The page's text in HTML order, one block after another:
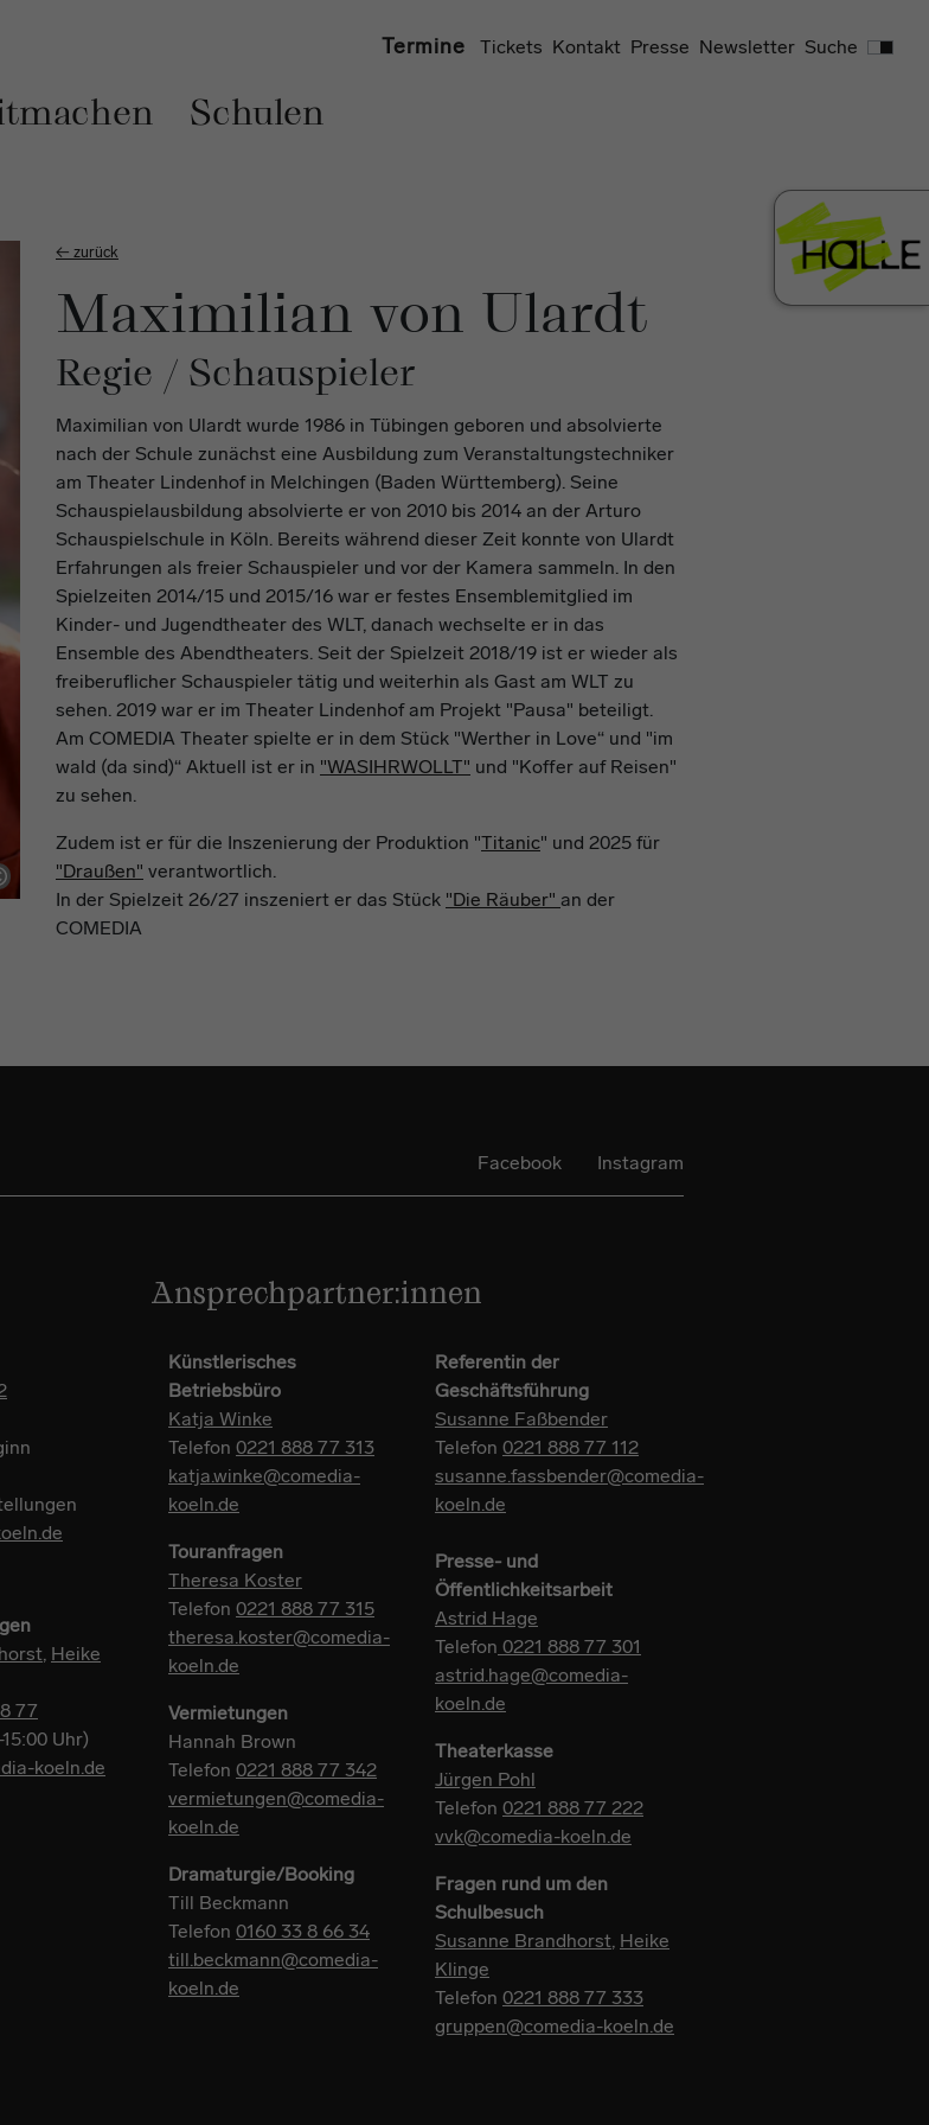
Schulen
Termine Tickets Kontakt Presse Newsletter Suche
← zurück
Maximilian von Ulardt
Regie / Schauspieler
Maximilian von Ulardt wurde 1986 in Tübingen geboren und absolvierte
nach der Schule zunächst eine Ausbildung zum Veranstaltungstechniker
am Theater Lindenhof in Melchingen (Baden Württemberg). Seine
Schauspielausbildung absolvierte er von 2010 bis 2014 an der Arturo
Schauspielschule in Köln. Bereits während dieser Zeit konnte von Ulardt
Erfahrungen als freier Schauspieler und vor der Kamera sammeln. In den
Spielzeiten 2014/15 und 2015/16 war er festes Ensemblemitglied im
Kinder- und Jugendtheater des WLT, danach wechselte er in das
Ensemble des Abendtheaters. Seit der Spielzeit 2018/19 ist er wieder als
freiberuflicher Schauspieler tätig und weiterhin als Gast am WLT zu
sehen. 2019 war er im Theater Lindenhof am Projekt "Pausa" beteiligt.
Am COMEDIA Theater spielte er in dem Stück "Werther in Love“ und "im
wald (da sind)“ Aktuell ist er in "WASIHRWOLLT" und "Koffer auf Reisen"
zu sehen.
Zudem ist er für die Inszenierung der Produktion "Titanic" und 2025 für
"Draußen" verantwortlich.
In der Spielzeit 26/27 inszeniert er das Stück "Die Räuber" an der
COMEDIA
Facebook Instagram
, Heike
77
Uhr)
koeln.de
Ansprechpartner:innen
Künstlerisches
Betriebsbüro
Katja Winke
Telefon 0221 888 77 313
katja.winke@comedia-
koeln.de
Touranfragen
Theresa Koster
Telefon 0221 888 77 315
theresa.koster@comedia-
koeln.de
Vermietungen
Hannah Brown
Telefon 0221 888 77 342
vermietungen@comedia-
koeln.de
Dramaturgie/Booking
Till Beckmann
Telefon 0160 33 8 66 34
till.beckmann@comedia-
koeln.de
Referentin der
Geschäftsführung
Susanne Faßbender
Telefon 0221 888 77 112
susanne.fassbender@comedia-
koeln.de
Presse- und
Öffentlichkeitsarbeit
Astrid Hage
Telefon 0221 888 77 301
astrid.hage@comedia-
koeln.de
Theaterkasse
Jürgen Pohl
Telefon 0221 888 77 222
vvk@comedia-koeln.de
Fragen rund um den
Schulbesuch
Susanne Brandhorst, Heike
Klinge
Telefon 0221 888 77 333
gruppen@comedia-koeln.de
Suchen